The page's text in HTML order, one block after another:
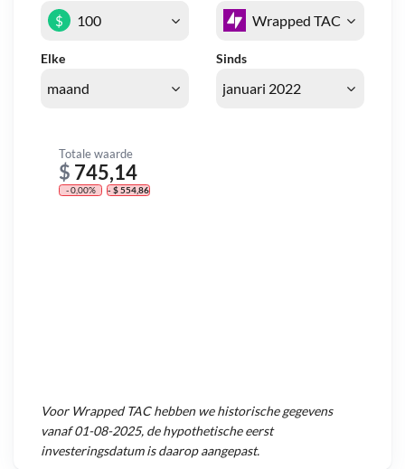
Elke Sinds
$
Totale waarde
$ 745,14
- 0,00% - $ 554,86
Voor Wrapped TAChebben we historische gegevens
vanaf01-08-2025, de hypothetische eerst
investeringsdatum is daarop aangepast.